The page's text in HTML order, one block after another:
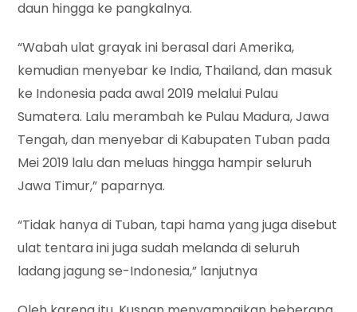
daun hingga ke pangkalnya.
“Wabah ulat grayak ini berasal dari Amerika,
kemudian menyebar ke India, Thailand, dan masuk
ke Indonesia pada awal 2019 melalui Pulau
Sumatera. Lalu merambah ke Pulau Madura, Jawa
Tengah, dan menyebar di Kabupaten Tuban pada
Mei 2019 lalu dan meluas hingga hampir seluruh
Jawa Timur,” paparnya.
“Tidak hanya di Tuban, tapi hama yang juga disebut
ulat tentara ini juga sudah melanda di seluruh
ladang jagung se-Indonesia,” lanjutnya